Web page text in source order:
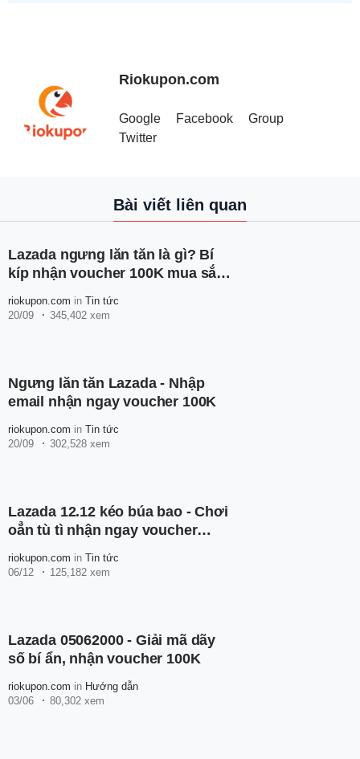
Riokupon.com
Google Facebook
Group
Twitter
Bài viết liên quan
Lazada ngưng lăn tăn là gì? Bí
kíp nhận voucher 100K mua sắm
riokupon.com in Tin tức
20/09
345,402 xem
Ngưng lăn tăn Lazada - Nhập
email nhận ngay voucher 100K
riokupon.com in Tin tức
20/09
302,528 xem
Lazada 12.12 kéo búa bao - Chơi
oẳn tù tì nhận ngay voucher
riokupon.com in Tin tức
06/12
125,182 xem
Lazada 05062000 - Giải mã dãy
số bí ẩn, nhận voucher 100K
riokupon.com in Hướng dẫn
03/06
80,302 xem